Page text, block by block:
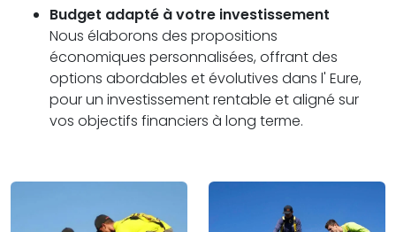
Budget adapté à votre investissement
Nous élaborons des propositions
économiques personnalisées, offrant des
options abordables et évolutives dans l' Eure,
pour un investissement rentable et aligné sur
vos objectifs financiers à long terme.